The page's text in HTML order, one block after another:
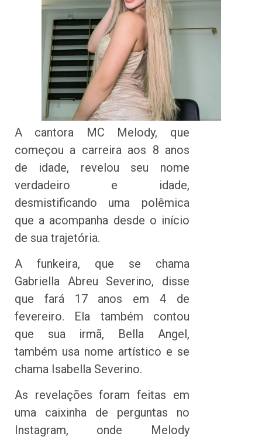
A cantora MC Melody, que
começou a carreira aos 8 anos
de idade, revelou seu nome
verdadeiro e idade,
desmistificando uma polêmica
que a acompanha desde o início
de sua trajetória.
A funkeira, que se chama
Gabriella Abreu Severino, disse
que fará 17 anos em 4 de
fevereiro. Ela também contou
que sua irmã, Bella Angel,
também usa nome artístico e se
chama Isabella Severino.
As revelações foram feitas em
uma caixinha de perguntas no
Instagram, onde Melody